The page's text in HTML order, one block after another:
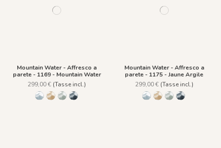
Mountain Water - Affresco a
parete - 1169 - Mountain Water
299,00 € (Tasse incl.)
1169 - Mountain Water
1175 - Jaune Argile
1177 - Vert Amande
1176 - Noir Khol
Mountain Water - Affresco a
parete - 1175 - Jaune Argile
299,00 €(Tasse incl.)
1169 - Mountain Water
1175 - Jaune Argile
1177 - Vert
1176 - Noir